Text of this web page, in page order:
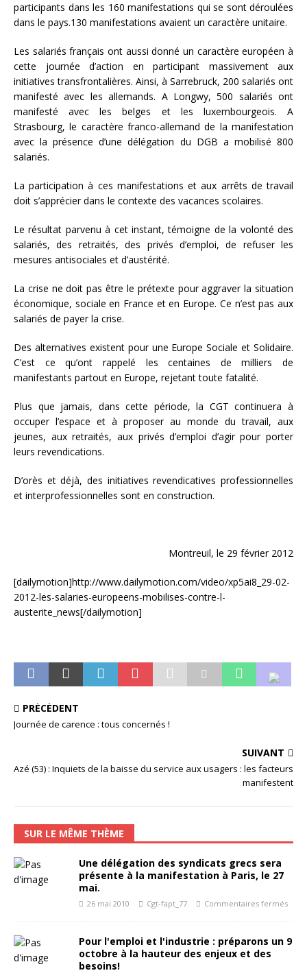
participants dans les 160 manifestations qui se sont déroulées
dans le pays.130 manifestations avaient un caractère unitaire.
Les salariés français ont aussi donné un caractère européen à
cette journée d’action en participant massivement aux
initiatives transfrontalières. Ainsi, à Sarrebruck, 200 salariés ont
manifesté avec les allemands. A Longwy, 500 salariés ont
manifesté avec les belges et les luxembourgeois. A
Strasbourg, le caractère franco-allemand de la manifestation
avec la présence d’une délégation du DGB a mobilisé 800
salariés.
La participation à ces manifestations et aux arrêts de travail
doit s’apprécier dans le contexte des vacances scolaires.
Le résultat parvenu à cet instant, témoigne de la volonté des
salariés, des retraités, des privés d’emploi, de refuser les
mesures antisociales et d’austérité.
La crise ne doit pas être le prétexte pour aggraver la situation
économique, sociale en France et en Europe. Ce n’est pas aux
salariés de payer la crise.
Des alternatives existent pour une Europe Sociale et Solidaire.
C’est ce qu’ont rappelé les centaines de milliers de
manifestants partout en Europe, rejetant toute fatalité.
Plus que jamais, dans cette période, la CGT continuera à
occuper l’espace et à proposer au monde du travail, aux
jeunes, aux retraités, aux privés d’emploi d’agir pour porter
leurs revendications.
D’orès et déjà, des initiatives revendicatives professionnelles
et interprofessionnelles sont en construction.
Montreuil, le 29 février 2012
[dailymotion]http://www.dailymotion.com/video/xp5ai8_29-02-
2012-les-salaries-europeens-mobilises-contre-l-
austerite_news[/dailymotion]
PRÉCÉDENT
Journée de carence : tous concernés !
SUIVANT
Azé (53) : Inquiets de la baisse du service aux usagers : les facteurs
manifestent
SUR LE MÊME THÈME
Une délégation des syndicats grecs sera
présente à la manifestation à Paris, le 27
mai.
26 mai 2010 Cgt-fapt_77 Commentaires fermés
Pour l'emploi et l'industrie : préparons un 9
octobre à la hauteur des enjeux et des
besoins!